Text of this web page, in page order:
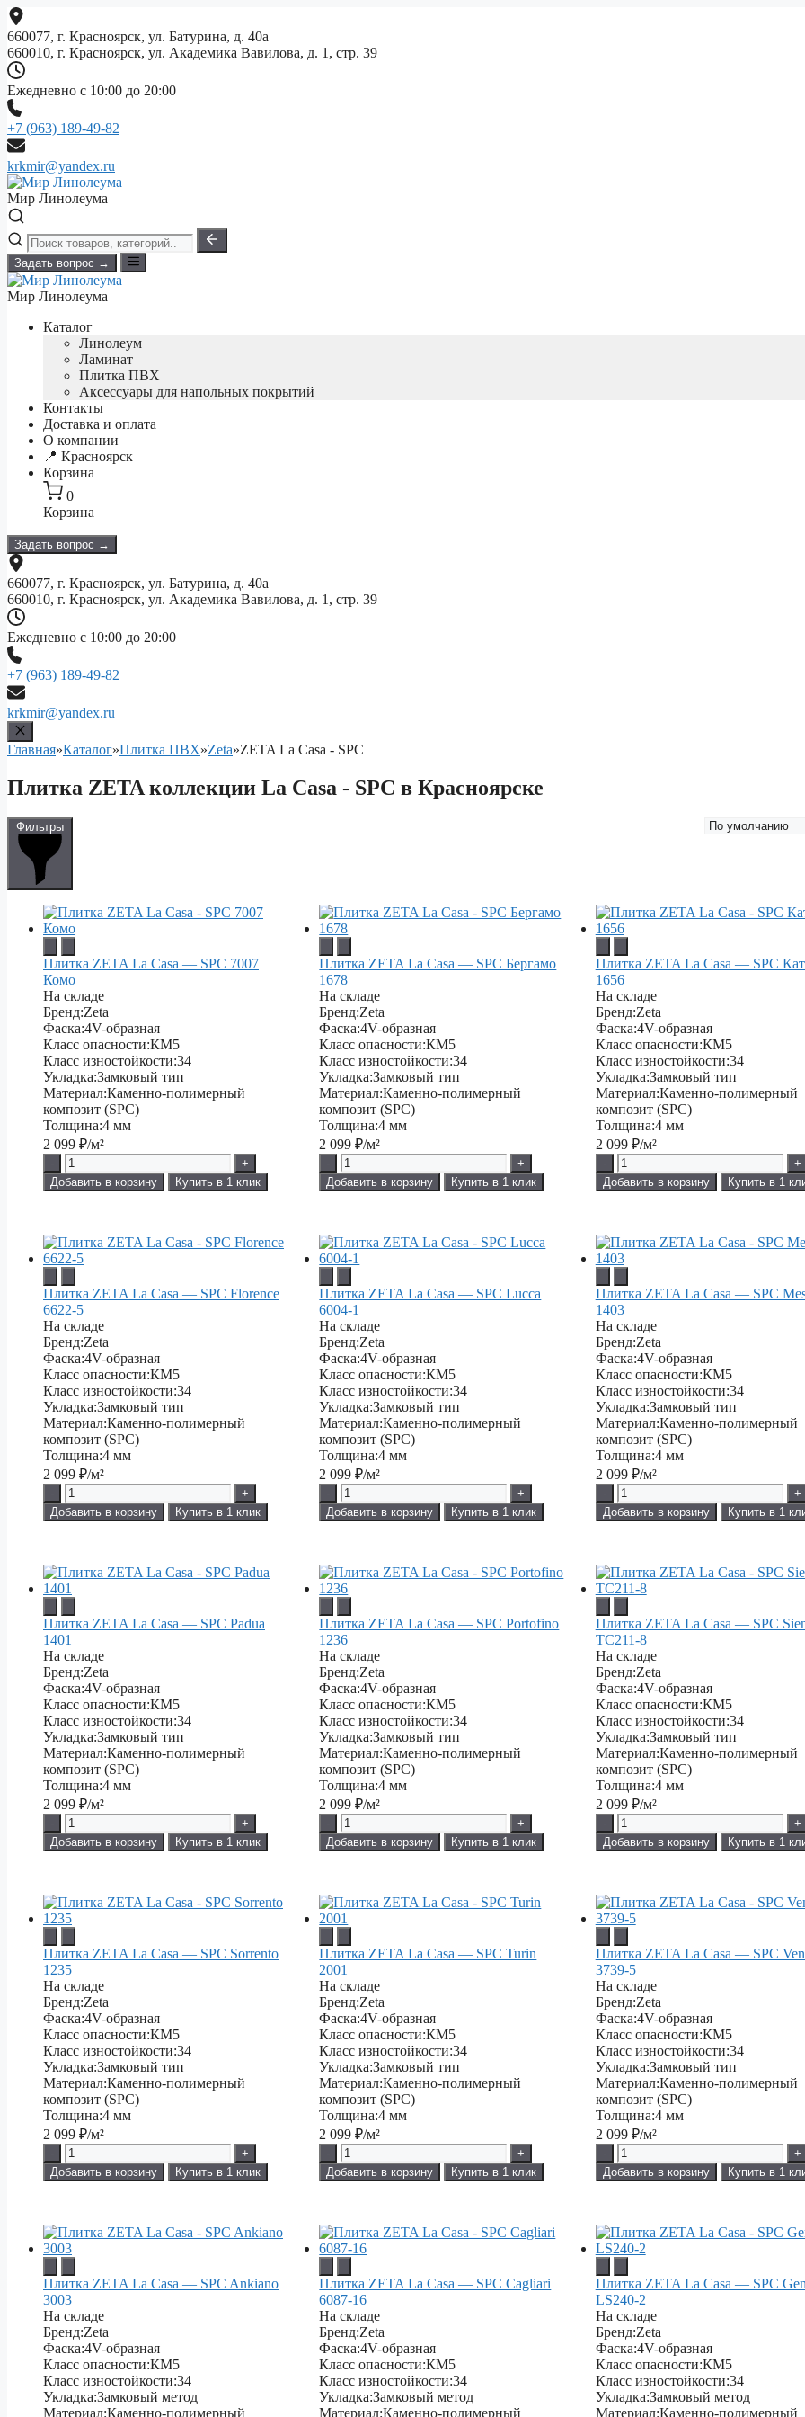
Перейти
к
содержимому
660077, г. Красноярск, ул. Батурина, д. 40а
660010, г. Красноярск, ул. Академика Вавилова, д. 1, стр. 39
Ежедневно с 10:00 до 20:00
+7 (963) 189-49-82
krkmir@yandex.ru
Мир Линолеума
Задать вопрос →
Мир Линолеума
Каталог
Линолеум
Ламинат
Плитка ПВХ
Аксессуары для напольных покрытий
Контакты
Доставка и оплата
О компании
📍 Красноярск
Корзина
0
Корзина
Задать вопрос →
660077, г. Красноярск, ул. Батурина, д. 40а
660010, г. Красноярск, ул. Академика Вавилова, д. 1, стр. 39
Ежедневно с 10:00 до 20:00
+7 (963) 189-49-82
krkmir@yandex.ru
Главная»Каталог»Плитка ПВХ»Zeta»ZETA La Casa - SPC
Плитка ZETA коллекции La Casa - SPC в Красноярске
Фильтры
Плитка ZETA La Casa — SPC 7007
Комо
На складе
Бренд:Zeta
Фаска:4V-образная
Класс опасности:КМ5
Класс изностойкости:34
Укладка:Замковый тип
Материал:Каменно-полимерный
композит (SPC)
Толщина:4 мм
2 099 ₽/м²
-
+
Добавить в корзину
Купить в 1 клик
Плитка ZETA La Casa — SPC Бергамо
1678
На складе
Бренд:Zeta
Фаска:4V-образная
Класс опасности:КМ5
Класс изностойкости:34
Укладка:Замковый тип
Материал:Каменно-полимерный
композит (SPC)
Толщина:4 мм
2 099₽/м²
-
+
Добавить в корзину
Купить в 1 клик
Плитка ZETA La Casa — SPC
1656
На складе
Бренд:Zeta
Фаска:4V-образная
Класс опасности:КМ5
Класс изностойкости:34
Укладка:Замковый тип
Материал:Каменно-полимерный
композит (SPC)
Толщина:4 мм
2 099 ₽/м²
-
+
Добавить в корзину
Купить в 1
Плитка ZETA La Casa — SPC Florence
6622-5
На складе
Бренд:Zeta
Фаска:4V-образная
Класс опасности:КМ5
Класс изностойкости:34
Укладка:Замковый тип
Материал:Каменно-полимерный
композит (SPC)
Толщина:4 мм
2 099 ₽/м²
-
+
Добавить в корзину
Купить в 1 клик
Плитка ZETA La Casa — SPC Lucca
6004-1
На складе
Бренд:Zeta
Фаска:4V-образная
Класс опасности:КМ5
Класс изностойкости:34
Укладка:Замковый тип
Материал:Каменно-полимерный
композит (SPC)
Толщина:4 мм
2 099₽/м²
-
+
Добавить в корзину
Купить в 1 клик
Плитка ZETA La Casa — SPC
1403
На складе
Бренд:Zeta
Фаска:4V-образная
Класс опасности:КМ5
Класс изностойкости:34
Укладка:Замковый тип
Материал:Каменно-полимерный
композит (SPC)
Толщина:4 мм
2 099 ₽/м²
-
+
Добавить в корзину
Купить в 1
Плитка ZETA La Casa — SPC Padua
1401
На складе
Бренд:Zeta
Фаска:4V-образная
Класс опасности:КМ5
Класс изностойкости:34
Укладка:Замковый тип
Материал:Каменно-полимерный
композит (SPC)
Толщина:4 мм
2 099 ₽/м²
-
+
Добавить в корзину
Купить в 1 клик
Плитка ZETA La Casa — SPC Portofino
1236
На складе
Бренд:Zeta
Фаска:4V-образная
Класс опасности:КМ5
Класс изностойкости:34
Укладка:Замковый тип
Материал:Каменно-полимерный
композит (SPC)
Толщина:4 мм
2 099₽/м²
-
+
Добавить в корзину
Купить в 1 клик
Плитка ZETA La Casa — SPC
TC211-8
На складе
Бренд:Zeta
Фаска:4V-образная
Класс опасности:КМ5
Класс изностойкости:34
Укладка:Замковый тип
Материал:Каменно-полимерный
композит (SPC)
Толщина:4 мм
2 099 ₽/м²
-
+
Добавить в корзину
Купить в 1
Плитка ZETA La Casa — SPC Sorrento
1235
На складе
Бренд:Zeta
Фаска:4V-образная
Класс опасности:КМ5
Класс изностойкости:34
Укладка:Замковый тип
Материал:Каменно-полимерный
композит (SPC)
Толщина:4 мм
2 099 ₽/м²
-
+
Добавить в корзину
Купить в 1 клик
Плитка ZETA La Casa — SPC Turin
2001
На складе
Бренд:Zeta
Фаска:4V-образная
Класс опасности:КМ5
Класс изностойкости:34
Укладка:Замковый тип
Материал:Каменно-полимерный
композит (SPC)
Толщина:4 мм
2 099₽/м²
-
+
Добавить в корзину
Купить в 1 клик
Плитка ZETA La Casa — SPC
3739-5
На складе
Бренд:Zeta
Фаска:4V-образная
Класс опасности:КМ5
Класс изностойкости:34
Укладка:Замковый тип
Материал:Каменно-полимерный
композит (SPC)
Толщина:4 мм
2 099 ₽/м²
-
+
Добавить в корзину
Купить в 1
Плитка ZETA La Casa — SPC Ankiano
3003
На складе
Бренд:Zeta
Фаска:4V-образная
Класс опасности:КМ5
Класс изностойкости:34
Укладка:Замковый метод
Материал:Каменно-полимерный
Плитка ZETA La Casa — SPC Cagliari
6087-16
На складе
Бренд:Zeta
Фаска:4V-образная
Класс опасности:КМ5
Класс изностойкости:34
Укладка:Замковый метод
Материал:Каменно-полимерный
Плитка ZETA La Casa — SPC
LS240-2
На складе
Бренд:Zeta
Фаска:4V-образная
Класс опасности:КМ5
Класс изностойкости:34
Укладка:Замковый метод
Материал:Каменно-полимерный